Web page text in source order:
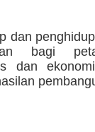
dan
bagi
dan